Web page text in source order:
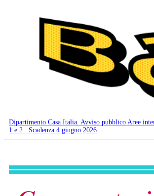
Dipartimento Casa Italia. Avviso pubblico Aree
1 e 2 . Scadenza 4 giugno 2026